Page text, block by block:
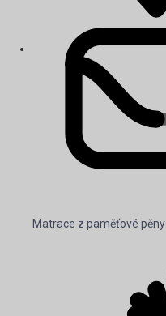
Matrace z paměťové pěny